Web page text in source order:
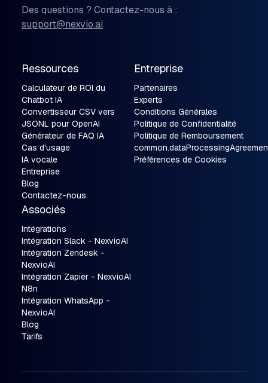
Des questions ? Contactez-nous à :
support@nexvio.ai
Ressources
Calculateur de ROI du
Chatbot IA
Convertisseur CSV vers
JSONL pour OpenAI
Générateur de FAQ IA
Cas d'usage
IA vocale
Entreprise
Blog
Contactez-nous
Entreprise
Partenaires
Experts
Conditions Générales
Politique de Confidentialité
Politique de Remboursement
Préférences de Cookies
Associés
Intégrations
Intégration Slack - NexvioAI
Intégration Zendesk -
NexvioAI
Intégration Zapier - NexvioAI
N8n
Intégration WhatsApp -
NexvioAI
Blog
Tarifs